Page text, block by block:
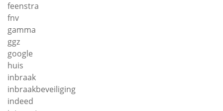
feenstra
fnv
gamma
ggz
google
huis
inbraak
inbraakbeveiliging
indeed